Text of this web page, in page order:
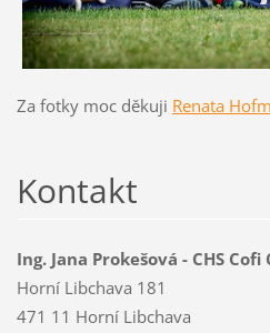
Za fotky moc děkuji Renata
Kontakt
Ing. Jana Prokešová - CHS
Horní Libchava 181
471 11 Horní Libchava